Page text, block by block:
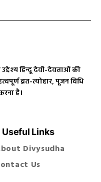
हिन्दू देवी-देवताओं की
व्रत-त्योहार, पूजन विधि
है।
Useful Links
Divysudha
Us